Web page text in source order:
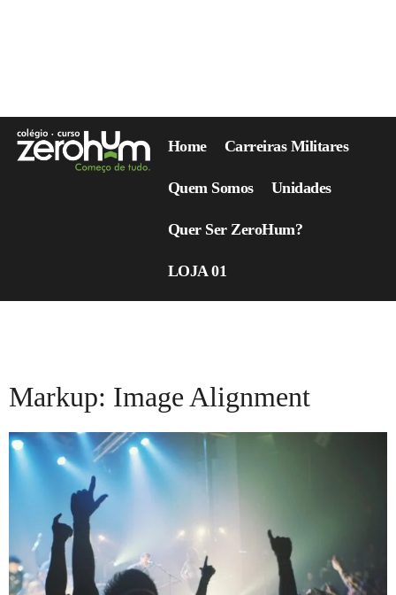
Home Carreiras Militares
Quem Somos Unidades
Quer Ser ZeroHum?
LOJA 01
Markup: Image Alignment